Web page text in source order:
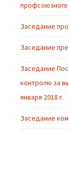
профсоюзного
Заседание
Заседание
Заседание
контролю за
января 2018 г.
Заседание